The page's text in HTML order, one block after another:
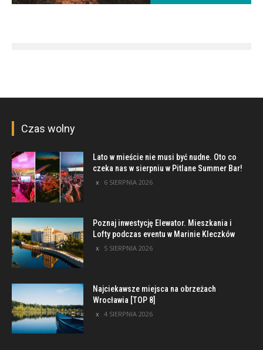
Czas wolny
Lato w mieście nie musi być nudne. Oto co
czeka nas w sierpniu w Pitlane Summer Bar!
6 SIERPNIA 2026
Poznaj inwestycję Elewator. Mieszkania i
Lofty podczas eventu w Marinie Kleczków
5 SIERPNIA 2026
Najciekawsze miejsca na obrzeżach
Wrocławia [TOP 8]
4 SIERPNIA 2026